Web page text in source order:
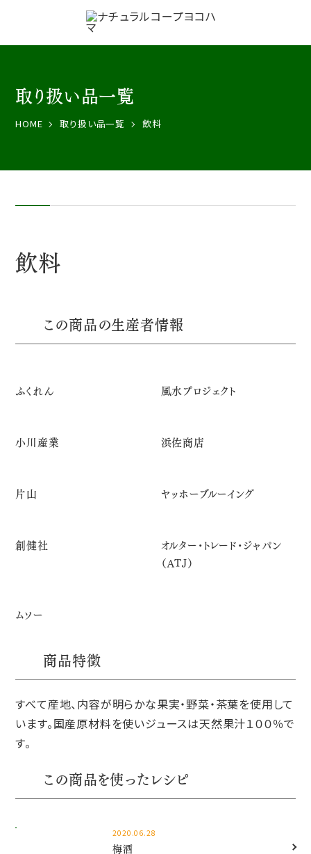
取り扱い品一覧
HOME 取り扱い品一覧 飲料
飲料
この商品の生産者情報
ふくれん 風水プロジェクト
小川産業 浜佐商店
片山 ヤッホーブルーイング
創健社
オルター･トレード･ジャパン
（ATJ）
ムソー
商品特徴
すべて産地、内容が明らかな果実・野菜・茶葉を使用して
います。国産原材料を使いジュースは天然果汁１００％で
す。
この商品を使ったレシピ
2020.06.28
梅酒